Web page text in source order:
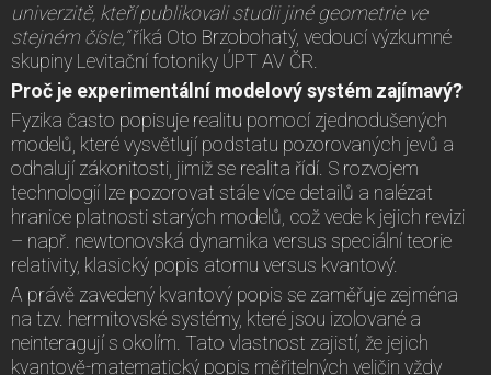
univerzitě, kteří publikovali studii jiné geometrie ve
stejném čísle,“říká Oto Brzobohatý, vedoucí výzkumné
skupiny Levitační fotoniky ÚPT AV ČR.
Proč je experimentální modelový systém zajímavý?
Fyzika často popisuje realitu pomocí zjednodušených
modelů, které vysvětlují podstatu pozorovaných jevů a
odhalují zákonitosti, jimiž se realita řídí. S rozvojem
technologií lze pozorovat stále více detailů a nalézat
hranice platnosti starých modelů, což vede k jejich revizi
– např. newtonovská dynamika versus speciální teorie
relativity, klasický popis atomu versus kvantový.
A právě zavedený kvantový popis se zaměřuje zejména
na tzv. hermitovské systémy, které jsou izolované a
neinteragují s okolím. Tato vlastnost zajistí, že jejich
kvantově-matematický popis měřitelných veličin vždy